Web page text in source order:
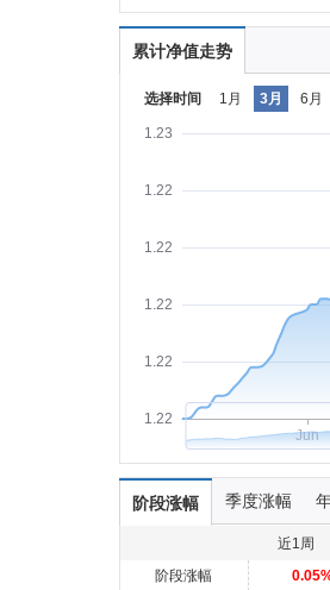
累计净值走势
选择时间 1月 3月 6月
1.22
1.22
1.22
1.22
1.22
1.23
Jun
阶段涨幅 季度涨幅
近1周
阶段涨幅